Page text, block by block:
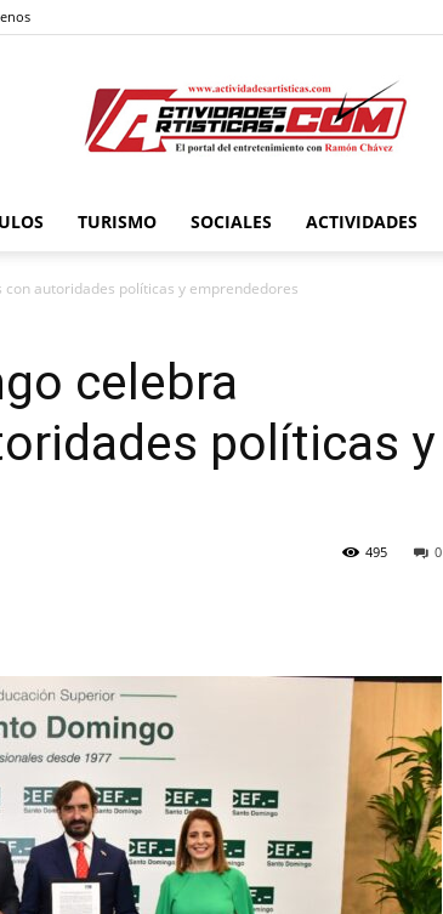
Actividadesartisticas.com
TURISMO SOCIALES ACTIVIDADES
con autoridades políticas y emprendedores
celebra
políticas y
0
495